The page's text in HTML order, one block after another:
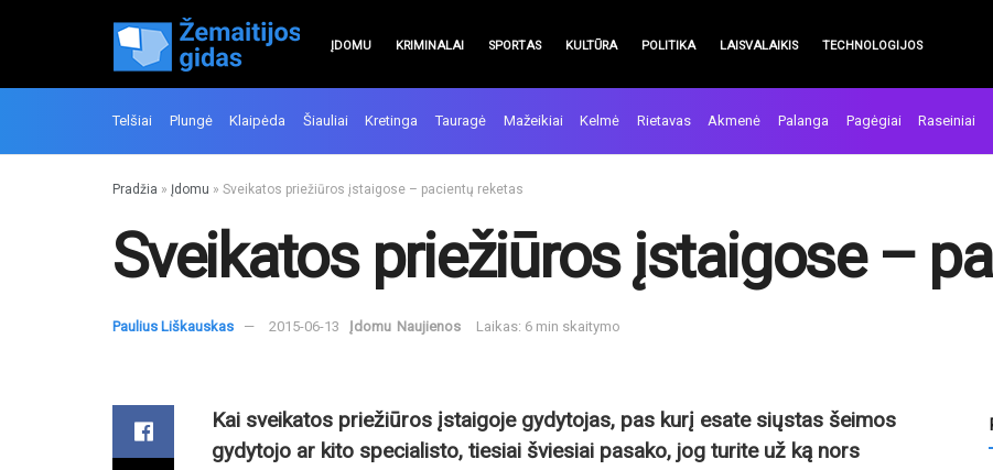
ĮDOMU KRIMINALAI SPORTAS KULTŪRA POLITIKA LAISVALAIKIS TECHNOLOGIJOS
Telšiai Plungė Klaipėda Šiauliai Kretinga Tauragė Mažeikiai Kelmė Rietavas Akmenė Palanga Pagėgiai Raseiniai
Pradžia » Įdomu » Sveikatos priežiūros įstaigose – pacientų reketas
Sveikatos priežiūros įstaigose –
Paulius Liškauskas 2015-06-13 Įdomu Naujienos Laikas: 6 min skaitymo
Kai sveikatos priežiūros įstaigoje gydytojas, pas kurį esate siųstas šeimos
gydytojo ar kito specialisto, tiesiai šviesiai pasako, jog turite už ką nors